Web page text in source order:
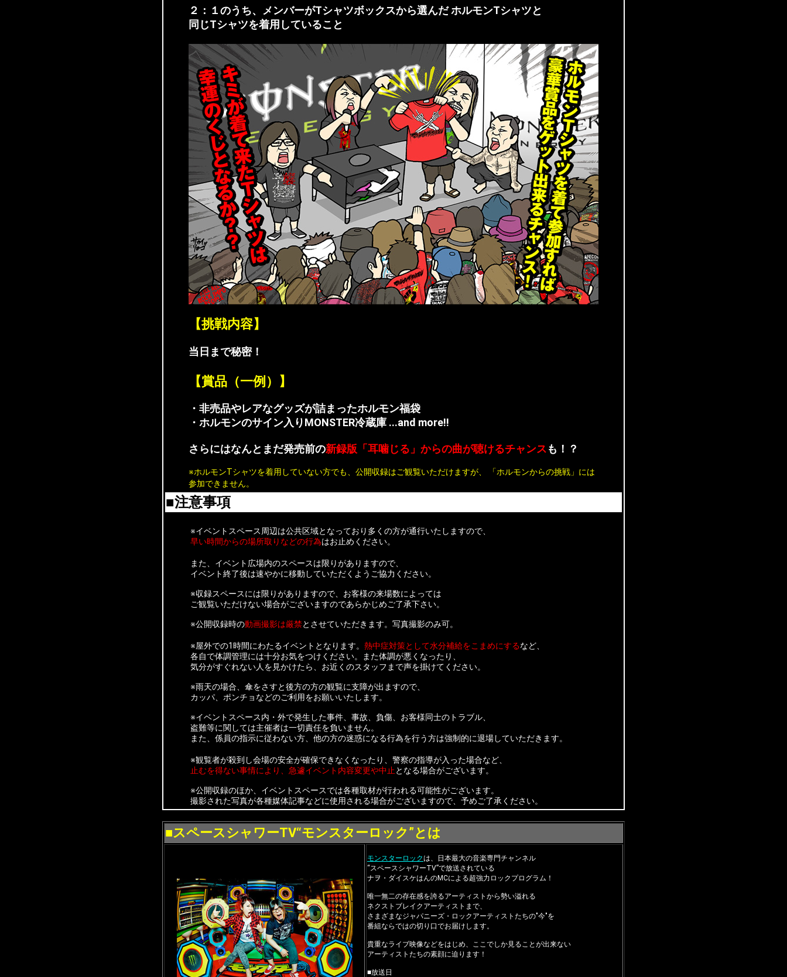
２：１のうち、メンバーがTシャツボックスから選んだ ホルモンTシャツと
同じTシャツを着用していること
【挑戦内容】
当日まで秘密！
【賞品（一例）】
・非売品やレアなグッズが詰まったホルモン福袋
・ホルモンのサイン入りMONSTER冷蔵庫 ...and more!!
さらにはなんとまだ発売前の新録版「耳噛じる」からの曲が聴けるチャンスも！？
※ホルモンTシャツを着用していない方でも、公開収録はご観覧いただけますが、 「ホルモンからの挑戦」には
参加できません。
■注意事項
※イベントスペース周辺は公共区域となっており多くの方が通行いたしますので、
早い時間からの場所取りなどの行為はお止めください。
また、イベント広場内のスペースは限りがありますので、
イベント終了後は速やかに移動していただくようご協力ください。
※収録スペースには限りがありますので、お客様の来場数によっては
ご観覧いただけない場合がございますのであらかじめご了承下さい。
※公開収録時の動画撮影は厳禁とさせていただきます。写真撮影のみ可。
※屋外での1時間にわたるイベントとなります。 熱中症対策として水分補給をこまめにするなど、
各自で体調管理には十分お気をつけください。また体調が悪くなったり、
気分がすぐれない人を見かけたら、お近くのスタッフまで声を掛けてください。
※雨天の場合、傘をさすと後方の方の観覧に支障が出ますので、
カッパ、ポンチョなどのご利用をお願いいたします。
※イベントスペース内・外で発生した事件、事故、負傷、お客様同士のトラブル、
盗難等に関しては主催者は一切責任を負いません。
また、係員の指示に従わない方、他の方の迷惑になる行為を行う方は強制的に退場していただきます。
※観覧者が殺到し会場の安全が確保できなくなったり、警察の指導が入った場合など、
止むを得ない事情により、急遽イベント内容変更や中止 となる場合がございます。
※公開収録のほか、イベントスペースでは各種取材が行われる可能性がございます。
撮影された写真が各種媒体記事などに使用される場合がございますので、予めご了承ください。
■スペースシャワーTV“モンスターロック”とは
モンスターロックは、日本最大の音楽専門チャンネル
“スペースシャワーTV”で放送されている
ナヲ・ダイスケはんのMCによる超強力ロックプログラム！
唯一無二の存在感を誇るアーティストから勢い溢れる
ネクストブレイクアーティストまで、
さまざまなジャパニーズ・ロックアーティストたちの"今"を
番組ならではの切り口でお届けします。
貴重なライブ映像などをはじめ、ここでしか見ることが出来ない
アーティストたちの素顔に迫ります！
■放送日